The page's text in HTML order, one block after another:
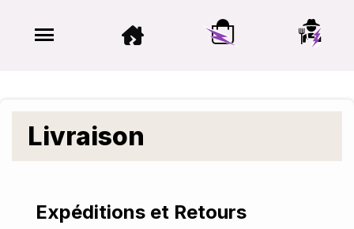
Livraison
Expéditions et Retours